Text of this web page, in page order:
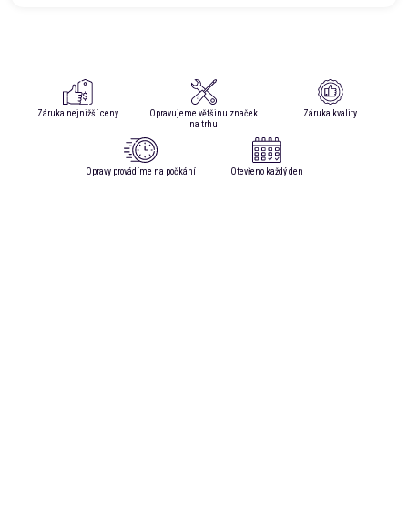
Záruka nejnižší ceny
Opravujeme většinu značek
na trhu
Záruka kvality
Opravy provádíme na počkání Otevřeno každý den